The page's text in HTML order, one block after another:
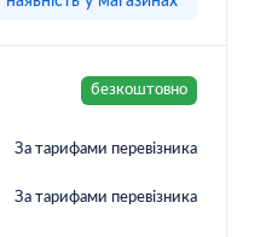
безкоштовно
За тарифами перевізника
За тарифами перевізника